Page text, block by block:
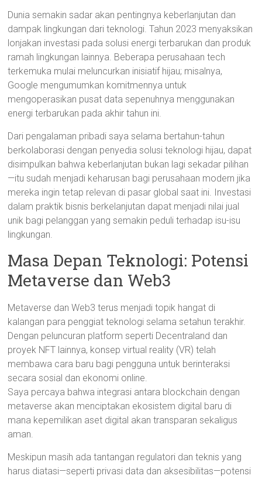
Dunia semakin sadar akan pentingnya keberlanjutan dan
dampak lingkungan dari teknologi. Tahun 2023 menyaksikan
lonjakan investasi pada solusi energi terbarukan dan produk
ramah lingkungan lainnya. Beberapa perusahaan tech
terkemuka mulai meluncurkan inisiatif hijau; misalnya,
Google mengumumkan komitmennya untuk
mengoperasikan pusat data sepenuhnya menggunakan
energi terbarukan pada akhir tahun ini.
Dari pengalaman pribadi saya selama bertahun-tahun
berkolaborasi dengan penyedia solusi teknologi hijau, dapat
disimpulkan bahwa keberlanjutan bukan lagi sekadar pilihan
—itu sudah menjadi keharusan bagi perusahaan modern jika
mereka ingin tetap relevan di pasar global saat ini. Investasi
dalam praktik bisnis berkelanjutan dapat menjadi nilai jual
unik bagi pelanggan yang semakin peduli terhadap isu-isu
lingkungan.
Masa Depan Teknologi: Potensi
Metaverse dan Web3
Metaverse dan Web3 terus menjadi topik hangat di
kalangan para penggiat teknologi selama setahun terakhir.
Dengan peluncuran platform seperti Decentraland dan
proyek NFT lainnya, konsep virtual reality (VR) telah
membawa cara baru bagi pengguna untuk berinteraksi
secara sosial dan ekonomi online.
Saya percaya bahwa integrasi antara blockchain dengan
metaverse akan menciptakan ekosistem digital baru di
mana kepemilikan aset digital akan transparan sekaligus
aman.
Meskipun masih ada tantangan regulatori dan teknis yang
harus diatasi—seperti privasi data dan aksesibilitas—potensi